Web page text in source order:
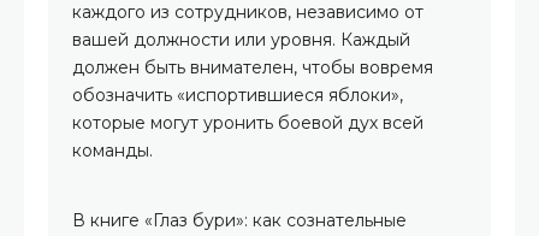
каждого из сотрудников, независимо от
вашей должности или уровня. Каждый
должен быть внимателен, чтобы вовремя
обозначить «испортившиеся яблоки»,
которые могут уронить боевой дух всей
команды.
В книге «Глаз бури»: как сознательные